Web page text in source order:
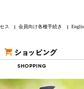
ス 会員向け各種手続き